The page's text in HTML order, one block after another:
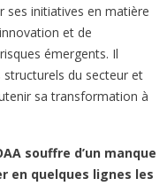
ses initiatives en matière
et de
émergents. Il
structurels du secteur et
sa transformation à
souffre d’un manque
en quelques lignes les